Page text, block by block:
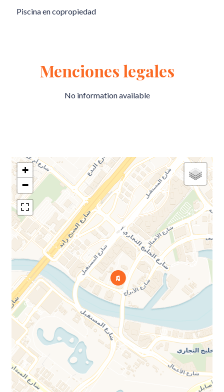
Piscina en copropiedad
Menciones legales
No information available
+
−